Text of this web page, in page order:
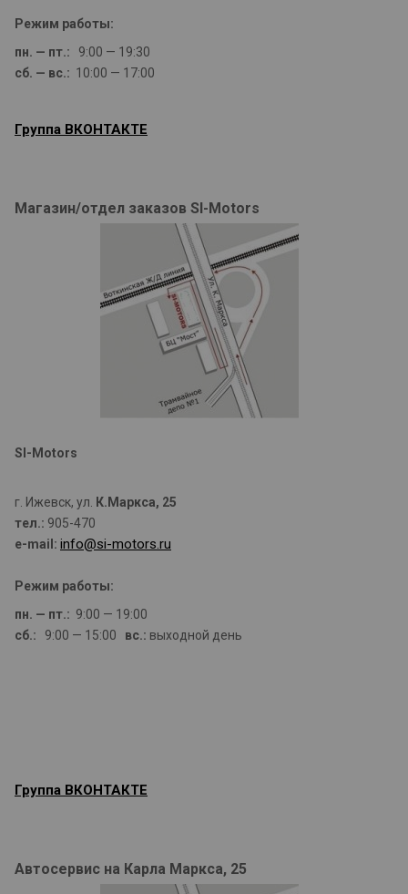
Режим работы:
пн. — пт.: 9:00 — 19:30
сб. — вс.: 10:00 — 17:00
Группа ВКОНТАКТЕ
Магазин/отдел заказов SI-Motors
SI-Motors
г. Ижевск, ул.
К.Маркса, 25
тел.: 905-470
e-mail: info@si-motors.ru
Режим работы:
пн. — пт.: 9:00 — 19:00
сб.:
9:00 — 15:00 вс.: выходной день
Группа ВКОНТАКТЕ
Автосервис на Карла Маркса, 25